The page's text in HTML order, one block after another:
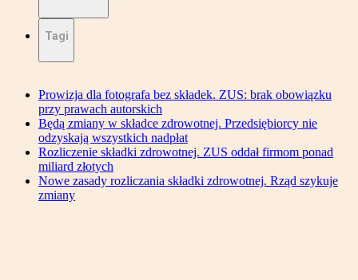
Tagi
Prowizja dla fotografa bez składek. ZUS: brak obowiązku
przy prawach autorskich
Będą zmiany w składce zdrowotnej. Przedsiębiorcy nie
odzyskają wszystkich nadpłat
Rozliczenie składki zdrowotnej. ZUS oddał firmom ponad
miliard złotych
Nowe zasady rozliczania składki zdrowotnej. Rząd szykuje
zmiany